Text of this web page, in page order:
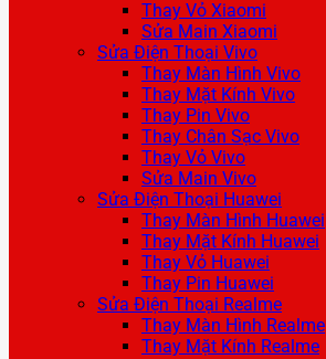
Thay Vỏ Xiaomi
Sửa Main Xiaomi
Sửa Điện Thoại Vivo
Thay Màn Hình Vivo
Thay Mặt Kính Vivo
Thay Pin Vivo
Thay Chân Sạc Vivo
Thay Vỏ Vivo
Sửa Main Vivo
Sửa Điện Thoại Huawei
Thay Màn Hình Huawei
Thay Mặt Kính Huawei
Thay Vỏ Huawei
Thay Pin Huawei
Sửa Điện Thoại Realme
Thay Màn Hình Realme
Thay Mặt Kính Realme